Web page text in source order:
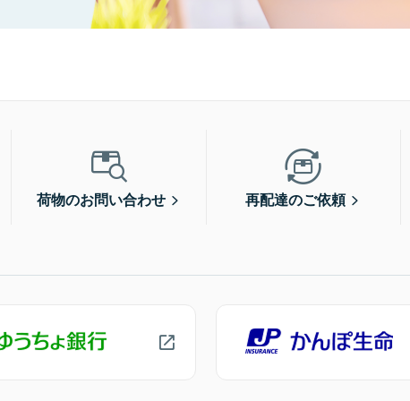
荷物のお問い合わせ 再配達のご依頼